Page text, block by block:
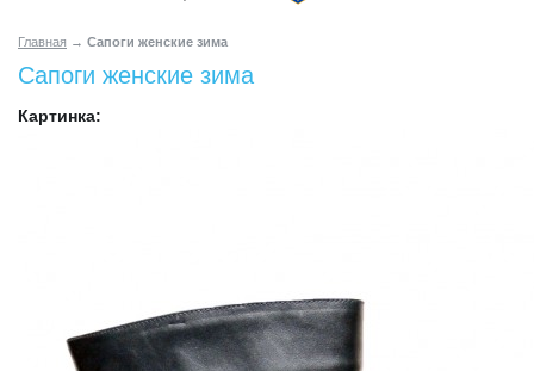
Главная → Сапоги женские зима
Сапоги женские зима
Картинка: